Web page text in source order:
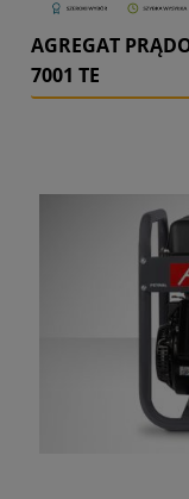
AGREGAT
7001 TE